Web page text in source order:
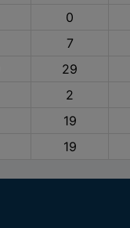
0
7
29
2
19
19